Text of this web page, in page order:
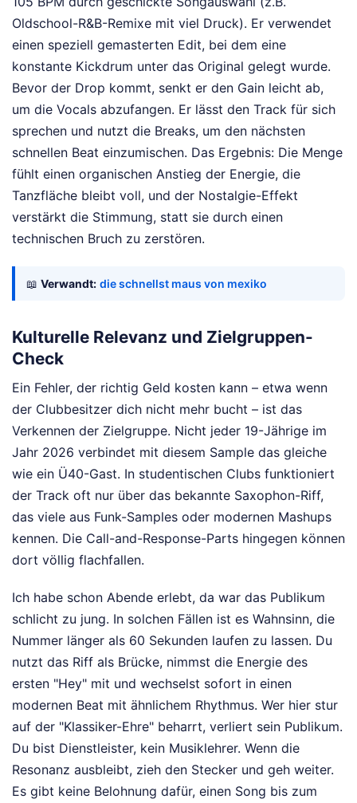
Oldschool-R&B-Remixe mit viel Druck). Er verwendet
einen speziell gemasterten Edit, bei dem eine
konstante Kickdrum unter das Original gelegt wurde.
Bevor der Drop kommt, senkt er den Gain leicht ab,
um die Vocals abzufangen. Er lässt den Track für sich
sprechen und nutzt die Breaks, um den nächsten
schnellen Beat einzumischen. Das Ergebnis: Die Menge
fühlt einen organischen Anstieg der Energie, die
Tanzfläche bleibt voll, und der Nostalgie-Effekt
verstärkt die Stimmung, statt sie durch einen
technischen Bruch zu zerstören.
📖 Verwandt: die schnellst maus von mexiko
Kulturelle Relevanz und Zielgruppen-
Check
Ein Fehler, der richtig Geld kosten kann – etwa wenn
der Clubbesitzer dich nicht mehr bucht – ist das
Verkennen der Zielgruppe. Nicht jeder 19-Jährige im
Jahr 2026 verbindet mit diesem Sample das gleiche
wie ein Ü40-Gast. In studentischen Clubs funktioniert
der Track oft nur über das bekannte Saxophon-Riff,
das viele aus Funk-Samples oder modernen Mashups
kennen. Die Call-and-Response-Parts hingegen können
dort völlig flachfallen.
Ich habe schon Abende erlebt, da war das Publikum
schlicht zu jung. In solchen Fällen ist es Wahnsinn, die
Nummer länger als 60 Sekunden laufen zu lassen. Du
nutzt das Riff als Brücke, nimmst die Energie des
ersten "Hey" mit und wechselst sofort in einen
modernen Beat mit ähnlichem Rhythmus. Wer hier stur
auf der "Klassiker-Ehre" beharrt, verliert sein Publikum.
Du bist Dienstleister, kein Musiklehrer. Wenn die
Resonanz ausbleibt, zieh den Stecker und geh weiter.
Es gibt keine Belohnung dafür, einen Song bis zum